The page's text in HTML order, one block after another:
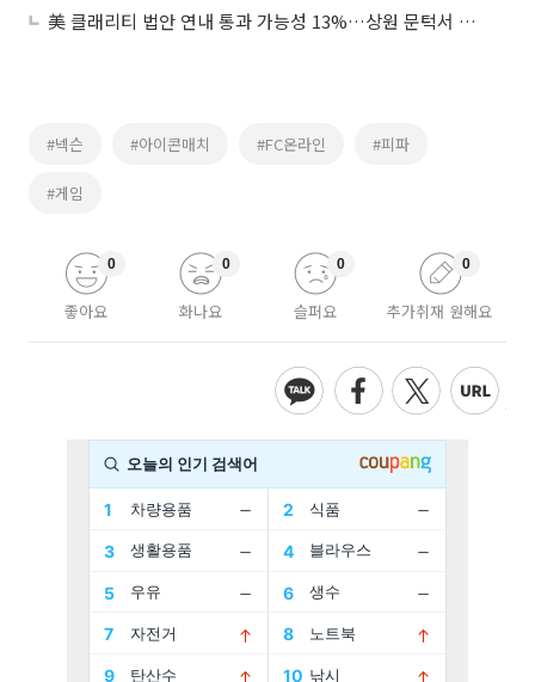
美 클래리티 법안 연내 통과 가능성 13%…상원 문턱서 제동
#넥슨 #아이콘매치 #FC온라인 #피파
#게임
좋아요
0
화나요
0
슬퍼요
0
추가취재 원해요
0